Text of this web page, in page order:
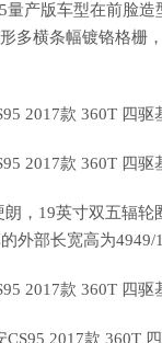
产版车型在前脸造
多横条幅镀铬格栅
19英寸双五辐轮
部长宽高为4949/